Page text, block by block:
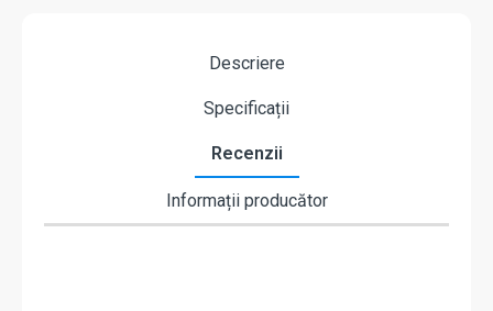
Descriere
Specificații
Recenzii
Informații producător